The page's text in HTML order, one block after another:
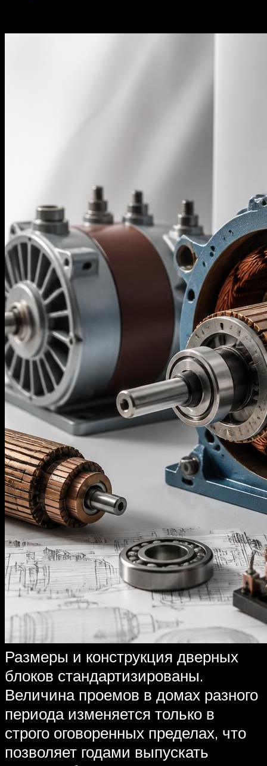
Размеры и конструкция дверных
блоков стандартизированы.
Величина проемов в домах разного
периода изменяется только в
строго оговоренных пределах, что
позволяет годами выпускать